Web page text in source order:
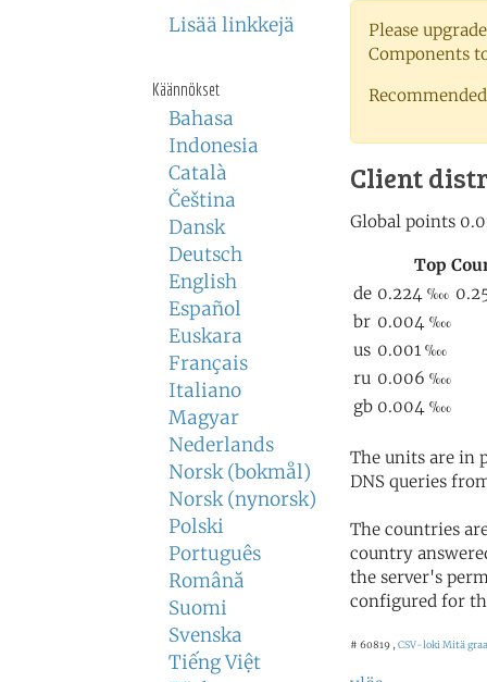
Lisää linkkejä
Käännökset
Bahasa
Indonesia
Català
Čeština
Dansk
Deutsch
English
Español
Euskara
Français
Italiano
Magyar
Nederlands
Norsk (bokmål)
Norsk (nynorsk)
Polski
Português
Română
Suomi
Svenska
Tiếng Việt
Please
Components
Client
The units are in
DNS queries
The countries
country
the server's
configured for
# 60819 , CSV-loki Mitä